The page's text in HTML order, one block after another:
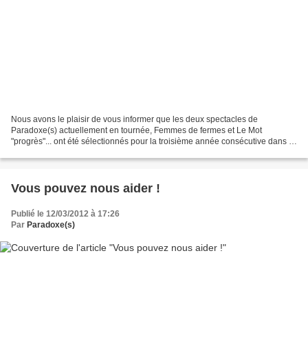
Nous avons le plaisir de vous informer que les deux spectacles de
Paradoxe(s) actuellement en tournée, Femmes de fermes et Le Mot
"progrès"... ont été sélectionnés pour la troisième année consécutive dans le
Vous pouvez nous aider !
Publié le 12/03/2012 à 17:26
Par Paradoxe(s)